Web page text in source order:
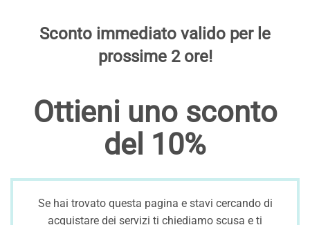
Sconto immediato valido per le
prossime 2 ore!
Ottieni uno sconto
del 10%
Se hai trovato questa pagina e stavi cercando di
acquistare dei servizi ti chiediamo scusa e ti